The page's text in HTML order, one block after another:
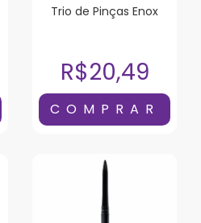
Trio de Pinças Enox
R$20,49